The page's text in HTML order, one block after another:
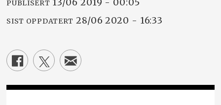
PUBLISERT 13/06 2019 - 00:05
SIST OPPDATERT 28/06 2020 - 16:33